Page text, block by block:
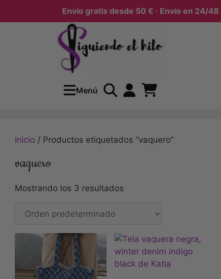
Envío gratis desde 50 € · Envío en 24/48 h
Menú
Inicio / Productos etiquetados “vaquero”
vaquero
Mostrando los 3 resultados